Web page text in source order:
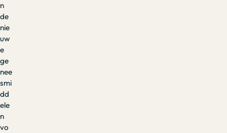
n
de
nie
uw
e
ge
nee
smi
dd
ele
n
vo